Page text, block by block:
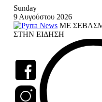
Skip
content
Sunday
9 Αυγούστου 2026
ΜΕ
ΣΤΗΝ ΕΙΔΗΣΗ